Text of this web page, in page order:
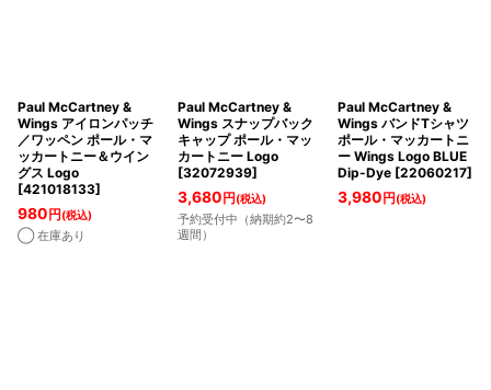
Paul McCartney &
Wings アイロンパッチ
／ワッペン ポール・マ
ッカートニー＆ウイン
グス Logo
[421018133]
980円(税込)
◯ 在庫あり
Paul McCartney &
Wings スナップバック
キャップ ポール・マッ
カートニー Logo
[32072939]
3,680円(税込)
予約受付中（納期約2〜8
週間）
Paul McCartney &
Wings バンドTシャツ
ポール・マッカートニ
ー Wings Logo BLUE
Dip-Dye [22060217]
3,980円(税込)